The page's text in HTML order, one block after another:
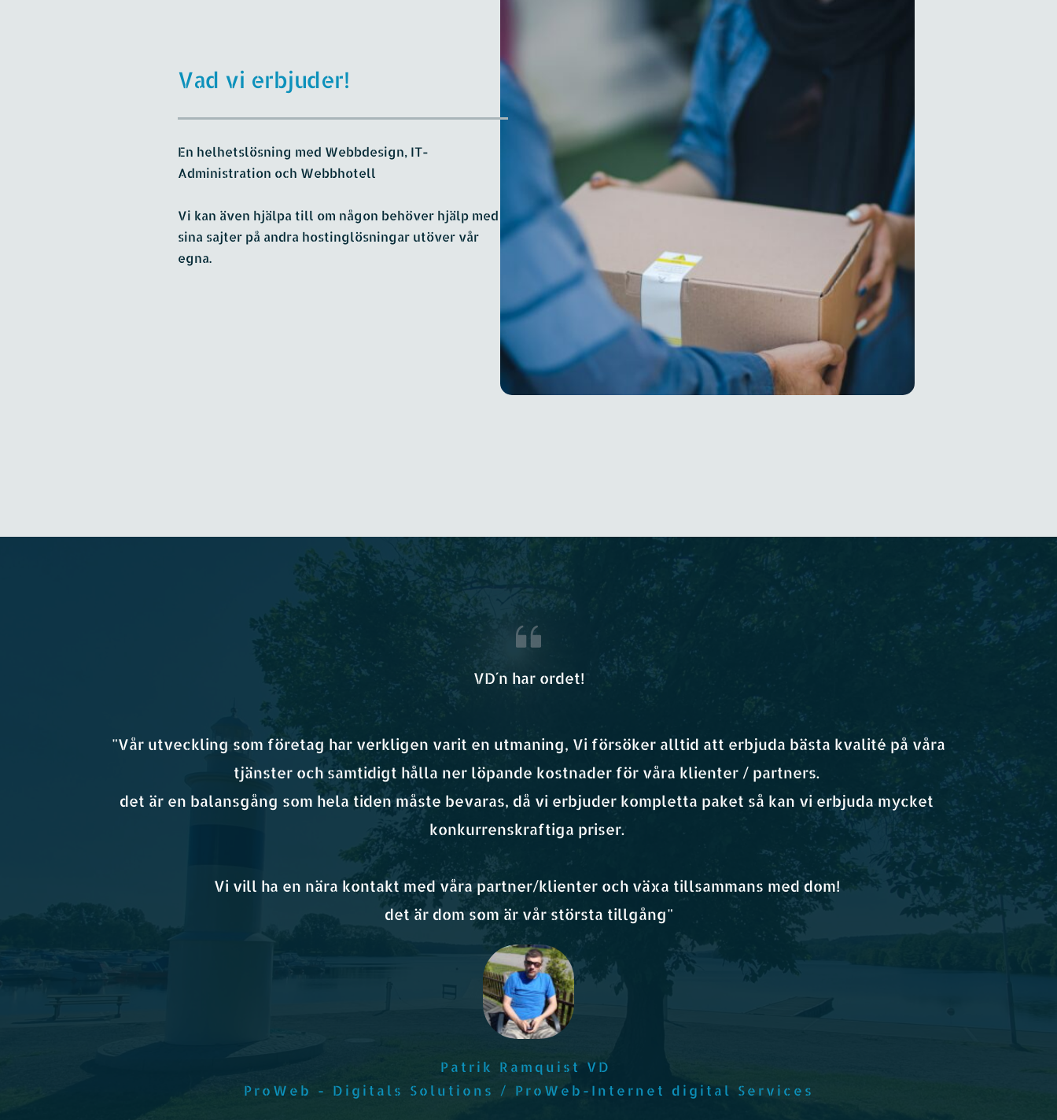
Vad vi erbjuder!
En helhetslösning med Webbdesign, IT-
Administration och Webbhotell
Vi kan även hjälpa till om någon behöver hjälp med
sina sajter på andra hostinglösningar utöver vår
egna.
VD´n har ordet!
"Vår utveckling som företag har verkligen varit en utmaning, Vi försöker alltid att erbjuda bästa kvalité på våra
tjänster och samtidigt hålla ner löpande kostnader för våra klienter / partners.
det är en balansgång som hela tiden måste bevaras, då vi erbjuder kompletta paket så kan vi erbjuda mycket
konkurrenskraftiga priser.
Vi vill ha en nära kontakt med våra partner/klienter och växa tillsammans med dom!
det är dom som är vår största tillgång"
Patrik Ramquist VD
ProWeb - Digitals Solutions / ProWeb-Internet digital Services